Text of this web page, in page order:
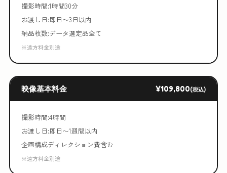
撮影時間:1時間30分
お渡し日:即日〜3日以内
納品枚数:データ選定品全て
※遠方料金別途
映像基本料金 ¥109,800(税込)
撮影時間:4時間
お渡し日:即日〜1週間以内
企画構成ディレクション費含む
※遠方料金別途